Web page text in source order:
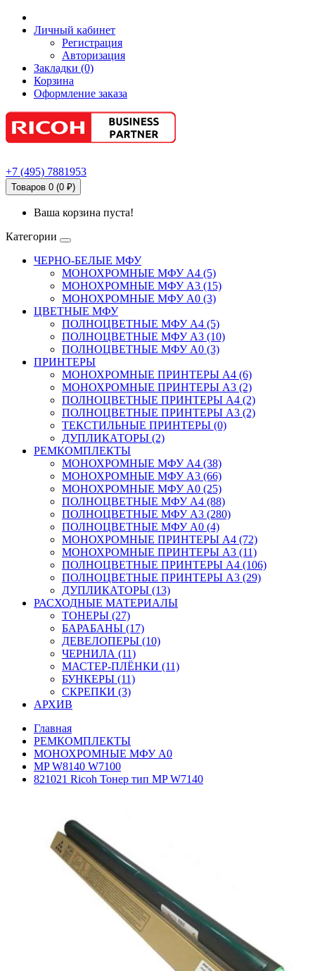
Личный кабинет
Регистрация
Авторизация
Закладки (0)
Корзина
Оформление заказа
+7 (495) 7881953
Товаров 0 (0 ₽)
Ваша корзина пуста!
Категории
ЧЕРНО-БЕЛЫЕ МФУ
МОНОХРОМНЫЕ МФУ А4 (5)
МОНОХРОМНЫЕ МФУ А3 (15)
МОНОХРОМНЫЕ МФУ А0 (3)
ЦВЕТНЫЕ МФУ
ПОЛНОЦВЕТНЫЕ МФУ А4 (5)
ПОЛНОЦВЕТНЫЕ МФУ А3 (10)
ПОЛНОЦВЕТНЫЕ МФУ А0 (3)
ПРИНТЕРЫ
МОНОХРОМНЫЕ ПРИНТЕРЫ А4 (6)
МОНОХРОМНЫЕ ПРИНТЕРЫ А3 (2)
ПОЛНОЦВЕТНЫЕ ПРИНТЕРЫ А4 (2)
ПОЛНОЦВЕТНЫЕ ПРИНТЕРЫ А3 (2)
ТЕКСТИЛЬНЫЕ ПРИНТЕРЫ (0)
ДУПЛИКАТОРЫ (2)
РЕМКОМПЛЕКТЫ
МОНОХРОМНЫЕ МФУ А4 (38)
МОНОХРОМНЫЕ МФУ А3 (66)
МОНОХРОМНЫЕ МФУ А0 (25)
ПОЛНОЦВЕТНЫЕ МФУ А4 (88)
ПОЛНОЦВЕТНЫЕ МФУ А3 (280)
ПОЛНОЦВЕТНЫЕ МФУ А0 (4)
МОНОХРОМНЫЕ ПРИНТЕРЫ А4 (72)
МОНОХРОМНЫЕ ПРИНТЕРЫ А3 (11)
ПОЛНОЦВЕТНЫЕ ПРИНТЕРЫ А4 (106)
ПОЛНОЦВЕТНЫЕ ПРИНТЕРЫ А3 (29)
ДУПЛИКАТОРЫ (13)
РАСХОДНЫЕ МАТЕРИАЛЫ
ТОНЕРЫ (27)
БАРАБАНЫ (17)
ДЕВЕЛОПЕРЫ (10)
ЧЕРНИЛА (11)
МАСТЕР-ПЛЁНКИ (11)
БУНКЕРЫ (11)
СКРЕПКИ (3)
АРХИВ
Главная
РЕМКОМПЛЕКТЫ
МОНОХРОМНЫЕ МФУ А0
MP W8140 W7100
821021 Ricoh Тонер тип MP W7140